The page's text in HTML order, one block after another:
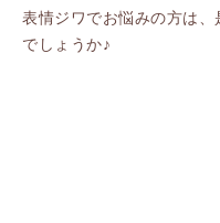
表情ジワでお悩みの方は
でしょうか♪